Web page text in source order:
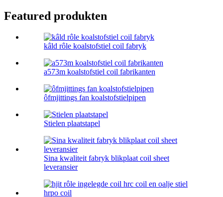
Featured produkten
kâld rôle koalstofstiel coil fabryk
a573m koalstofstiel coil fabrikanten
ôfmjittings fan koalstofstielpipen
Stielen plaatstapel
Sina kwaliteit fabryk blikplaat coil sheet
leveransier